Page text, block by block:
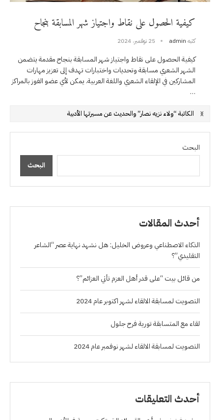
كيفية الحصول على نقاط واجتياز شهر المسابقة بنجاح
كتبه admin 25 نوفمبر، 2024
كيفية الحصول على نقاط واجتياز شهر المسابقة بنجاح مقدمة يتضمن
الشهر الشعري مسابقة وتحديات واختبارات تهدف إلى تعزيز مهارات
المشاركين في الإلقاء الشعري واللغة العربية. يمكن لأي عضو الفوز بالمراكز
…
إليك دليلًا شاملاً حول كيفية الانضمام إلى اجتماع زوم خطوة بخطوة
البحث
البحث
أحدث المقالات
الذكاء الاصطناعي وعروض الخليل: هل نشهد نهاية عصر “الشاعر
التقليدي”؟
من قائل بيت “على قدر أهل العزم تأتي العزائم”؟
التصويت لمسابقة الالقاء لشهر اكتوبر عام 2024
لقاء مع المتسابقة تورية فرح جلول
التصويت لمسابقة الالقاء لشهر نوفمبر عام 2024
أحدث التعليقات